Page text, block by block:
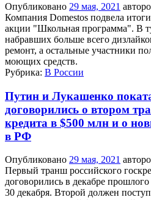
Опубликовано 29 мая, 2021
Компания Domestos подвела
акции "Школьная программа". В
набравших больше всего
ремонт, а остальные участники
моющих средств.
Рубрика: В России
Путин и Лукашенко
договорились о втором
кредита в $500 млн и о
в РФ
Опубликовано 29 мая, 2021
Первый транш российского
договорились в декабре
30 декабря. Второй должен